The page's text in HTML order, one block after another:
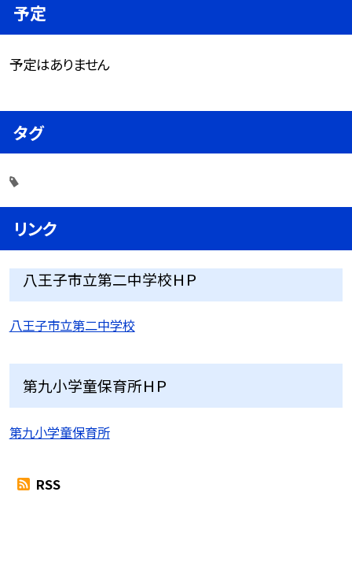
予定
予定はありません
タグ
リンク
八王子市立第二中学校ＨＰ
八王子市立第二中学校
第九小学童保育所ＨＰ
第九小学童保育所
RSS